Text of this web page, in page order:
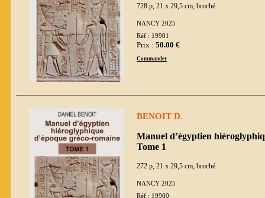
728 p, 21 x 29,5 cm, broché
NANCY 2025
Réf : 19901
Prix : 50.00 €
Commander
BENOIT D.
Manuel d’égyptien
Tome 1
272 p, 21 x 29,5 cm, broché
NANCY 2025
Réf : 19900